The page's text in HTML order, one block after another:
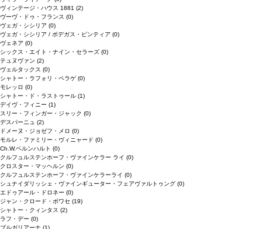
ヴィンテージ・ハウス 1881 (2)
ヴーヴ・ドゥ・フランス (0)
ヴェガ・シシリア (0)
ヴェガ・シシリア / ボデガス・ピンティア (0)
ヴェネア (0)
シックス・エイト・ナイン・セラーズ (0)
テュヌヴァン (2)
ヴェルタックス (0)
シャトー・ラフォリ・ペラゲ (0)
モレッロ (0)
シャトー・ド・ラストゥール (1)
デイヴ・フィニー (1)
スリー・フィンガー・ジャック (0)
デスパーニュ (2)
ドメーヌ・ジョゼフ・メロ (0)
モルレ・ファミリー・ヴィニャード (0)
Ch.W.ベルンハルト (0)
クルフュルステンホーフ・ヴァインケラー ライ (0)
クロスター・マッヘルン (0)
クルフュルステンホーフ・ヴァインケラーライ (0)
シュナイダリッシェ・ヴァインギューター・フェアヴァルトゥング (0)
エドゥアール・ドロネー (0)
ジャン・クロード・ボワセ (19)
シャトー・クィンタス (2)
ラフ・デー (0)
ブルガリアーナ (1)